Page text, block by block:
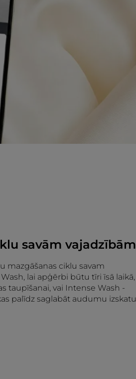
savām vajadzībām
mazgāšanas ciklu savam
lai apģērbi būtu tīri īsā laikā,
taupīšanai, vai Intense Wash -
palīdz saglabāt audumu izskatu